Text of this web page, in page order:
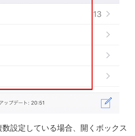
数設定している場合、開くボックス